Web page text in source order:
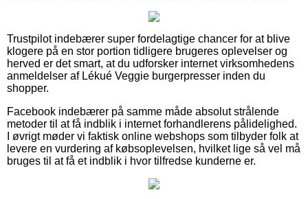
Trustpilot indebærer super fordelagtige chancer for at blive
klogere på en stor portion tidligere brugeres oplevelser og
herved er det smart, at du udforsker internet virksomhedens
anmeldelser af Lékué Veggie burgerpresser inden du
shopper.
Facebook indebærer på samme måde absolut strålende
metoder til at få indblik i internet forhandlerens pålidelighed.
I øvrigt møder vi faktisk online webshops som tilbyder folk at
levere en vurdering af købsoplevelsen, hvilket lige så vel må
bruges til at få et indblik i hvor tilfredse kunderne er.